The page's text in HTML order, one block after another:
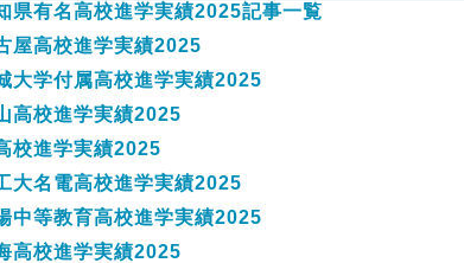
県有名高校進学実績2025記事一覧
屋高校進学実績2025
大学付属高校進学実績2025
高校進学実績2025
校進学実績2025
大名電高校進学実績2025
中等教育高校進学実績2025
高校進学実績2025